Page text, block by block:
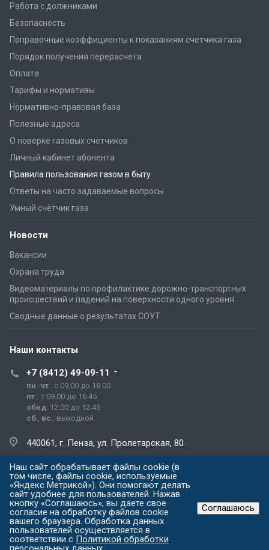
Работа с должниками
Безопасность
Поправочные коэффициенты к показаниям счетчика газа
Порядок получения перерасчета
Оплата
Тарифы и нормативы
Нормативно-правовая база
Полезные адреса
О поверке газовых счетчиков
Личный кабинет абонента
Правила пользования газом в быту
Ответы на часто задаваемые вопросы
Умный счётчик газа
Новости
Вакансии
Охрана труда
Видеоматериалы по профилактике дорожно-транспортных
происшествий и падений на поверхности одного уровня
Сводные данные о результатах СОУТ
Наши контакты
+7 (8412) 49-09-11
пн .-чт .: с 09.00 до 18.00
пт .: с 09.00 до 16.45
обед: 12.00 до 12.45
сб
вс .: выходной.
440061, г. Пенза, ул. Пролетарская, 80
prg@prg.sura.ru
© ООО "Газпром межрегионгаз Пенза" Все права защищены 2026 г.
Разработка сайта- WAYDEV
Наш сайт обрабатывает файлы cookie (в
том числе, файлы cookie, используемые
«Яндекс Метрикой»). Они помогают делать
сайт удобнее для пользователей. Нажав
кнопку «Соглашаюсь», вы даете свое
согласие на обработку файлов cookie
вашего браузера. Обработка данных
пользователей осуществляется в
соответствии с Политикой обработки
Соглашаюсь